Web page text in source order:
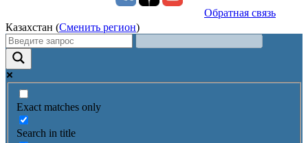
Обратная связь
Казахстан (Сменить регион)
Exact matches only
Search in title